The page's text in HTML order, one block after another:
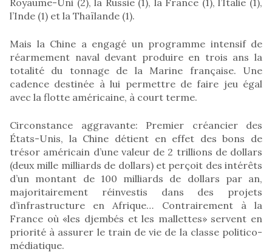
l’Inde (1) et la Thaïlande (1).
Mais la Chine a engagé un programme intensif de
réarmement naval devant produire en trois ans la
totalité du tonnage de la Marine française. Une
cadence destinée à lui permettre de faire jeu égal
avec la flotte américaine, à court terme.
Circonstance aggravante: Premier créancier des
États-Unis, la Chine détient en effet des bons de
trésor américain d’une valeur de 2 trillions de dollars
(deux mille milliards de dollars) et perçoit des intérêts
d’un montant de 100 milliards de dollars par an,
majoritairement réinvestis dans des projets
d’infrastructure en Afrique… Contrairement à la
France où «les djembés et les mallettes» servent en
priorité à assurer le train de vie de la classe politico-
médiatique.